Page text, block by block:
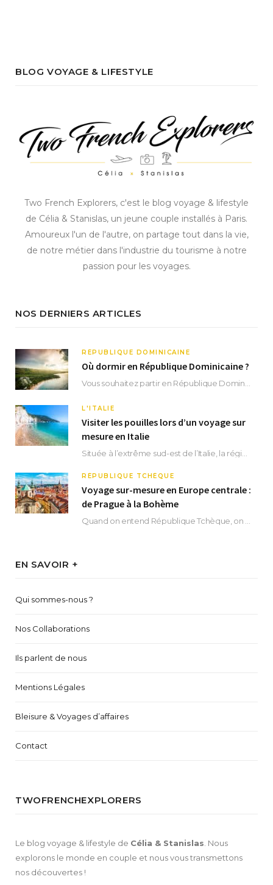
BLOG VOYAGE & LIFESTYLE
Two French Explorers, c'est le blog voyage & lifestyle
de Célia & Stanislas, un jeune couple installés à Paris.
Amoureux l'un de l'autre, on partage tout dans la vie,
de notre métier dans l'industrie du tourisme à notre
passion pour les voyages.
NOS DERNIERS ARTICLES
RÉPUBLIQUE DOMINICAINE
Où dormir en République Dominicaine ?
L'ITALIE
Visiter les pouilles lors d’un voyage sur
mesure en Italie
RÉPUBLIQUE TCHÈQUE
Voyage sur-mesure en Europe centrale :
de Prague à la Bohème
EN SAVOIR +
Qui sommes-nous ?
Nos Collaborations
Ils parlent de nous
Mentions Légales
Bleisure & Voyages d’affaires
Contact
TWOFRENCHEXPLORERS
Le blog voyage & lifestyle de Célia & Stanislas . Nous
explorons le monde en couple et nous vous transmettons
nos découvertes !